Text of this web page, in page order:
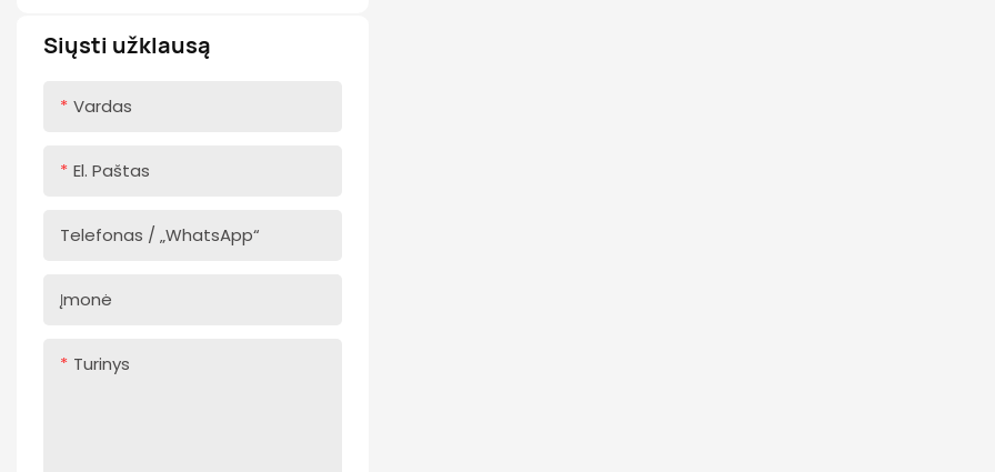
Paspauskite, kad
Minkšta pūkinė dujinė
Siųsti užklausą
Vardas
El. Paštas
Telefonas / „WhatsApp“
Įmonė
Turinys